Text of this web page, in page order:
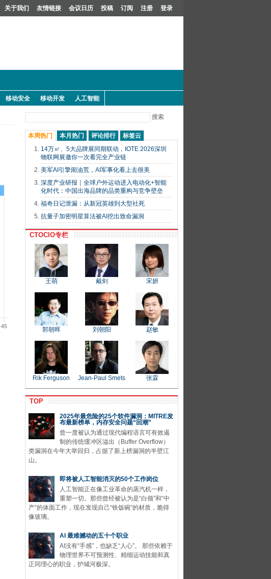
关于我们 友情链接 会议日历 投稿 订阅 注册 登录
移动安全 移动开发 人工智能
搜索
本周热门 本月热门 评论排行
标签云
14万㎡、5大品牌展同期联动，IOTE 2026深圳
物联网展邀你一次看完全产业链
美军AI引擎闹油荒，AI军事化看上去很美
深度产业研报｜全球户外运动进入电动化+智能
化时代：中国出海品牌的品类重构与竞争壁垒
福奇日记泄漏：从新冠英雄到大型社死
抗量子加密明星算法被AI挖出致命漏洞
CTOCIO专栏
王萌 戴剑 宋妍
郭朝晖 刘朝阳 赵敏
Rik Ferguson Jean-Paul Smets 张霖
TOP
2025年最危险的25个软件漏洞：MITRE发
布最新榜单，内存安全问题“回潮”
曾一度被认为通过现代编程语言可有效遏
制的传统缓冲区溢出（Buffer Overflow）
类漏洞在今年大举回归，占据了新上榜漏洞的半壁江
山。
即将被人工智能消灭的50个工作岗位
人工智能正在像工业革命的蒸汽机一样，
重塑一切。那些曾经被认为是“白领”和“中
产”的体面工作，现在发现自己“铁饭碗”的材质，脆得
像玻璃。
AI 最难撼动的五十个职业
AI没有“手感”，也缺乏“人心”。 那些依赖于
物理世界不可预测性、精细运动技能和真
正同理心的职业，护城河极深。